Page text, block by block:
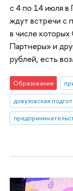
с 4 по 14 июля
ждут встречи с
в числе
Партнеры» и
рублей, есть
Образование
довузовская